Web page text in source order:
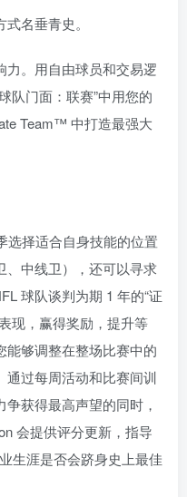
名垂青史。
力。用自由球员和交易逻
队门面：联赛”中用您的
Team™ 中打造最强大
选择适合自身技能的位置
、中线卫），还可以寻求
球队谈判为期 1 年的“证
现，赢得奖励，提升等
能够调整在整场比赛中的
通过每周活动和比赛间训
争获得最高声望的同时，
会提供评分更新，指导
生涯是否会跻身史上最佳